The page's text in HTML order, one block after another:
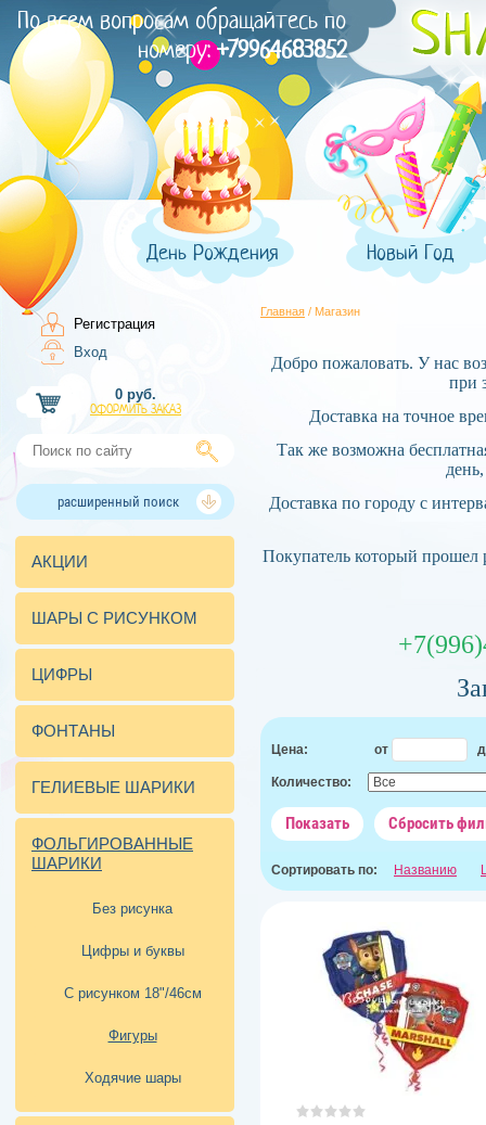
По всем вопросам обращайтесь по
номеру:+79964683852
День Рождения Новый Год
Регистрация
Вход
0 руб.
ОФОРМИТЬ ЗАКАЗ
расширенный поиск
АКЦИИ
ШАРЫ С РИСУНКОМ
ЦИФРЫ
ФОНТАНЫ
ГЕЛИЕВЫЕ ШАРИКИ
ФОЛЬГИРОВАННЫЕ
ШАРИКИ
Без рисунка
Цифры и буквы
С рисунком 18"/46см
Фигуры
Ходячие шары
Главная / Магазин
Добро пожаловать. У нас
при
Доставка на точное
Так же возможна
Доставка по городу с
Покупатель который прошел
Цена: от
Количество:
Показать Сбросить
Сортировать по: Названию